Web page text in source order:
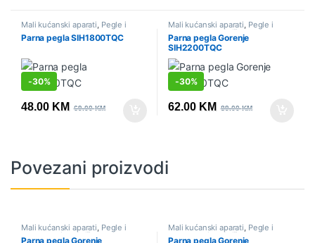
Mali kućanski aparati, Pegle i
parne stanice ,Sniženo
Parna pegla SIH1800TQC
-30%
48.00 KM 69.00KM
Mali kućanski aparati, Pegle i
parne stanice ,Sniženo
Parna pegla Gorenje
SIH2200TQC
-30%
62.00 KM 89.00KM
Povezani proizvodi
Mali kućanski aparati Pegle i
parne stanice Sniženo
Parna pegla Gorenje
Mali kućanski aparati Pegle i
parne stanice Sniženo
Parna pegla Gorenje